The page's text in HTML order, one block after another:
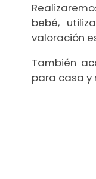
bebé,
valoración
También
para casa